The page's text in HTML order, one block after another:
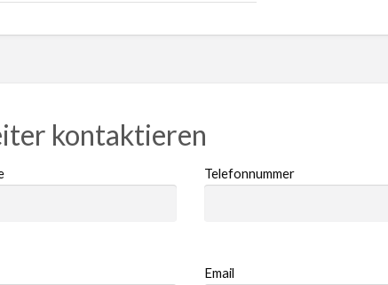
kontaktieren
Telefonnummer
Email